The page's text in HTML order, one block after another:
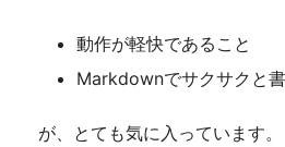
動作が軽快であること
Markdownでサクサクと
が、とても気に入っています。